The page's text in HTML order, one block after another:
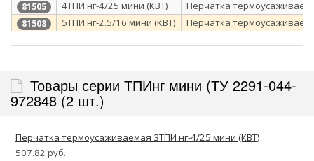
81505 4ТПИ нг-4/25 мини (КВТ) Перчатка
81508 5ТПИ нг-2.5/16 мини (КВТ) Перчатка
Товары серии ТПИнг мини (ТУ 2291-044-
972848 (2 шт.)
Перчатка термоусаживаемая 3ТПИ нг-4/25 мини (КВТ)
507.82 руб.